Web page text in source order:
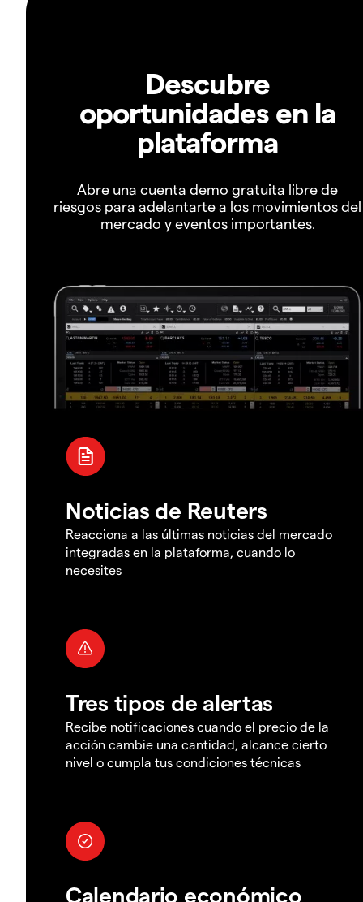
Descubre
oportunidades en la
plataforma
Abre una cuenta demo gratuita libre de
riesgos para adelantarte a los movimientos del
mercado y eventos importantes.
Noticias de Reuters
Reacciona a las últimas noticias del mercado
integradas en la plataforma, cuando lo
necesites
Tres tipos de alertas
Recibe notificaciones cuando el precio de la
acción cambie una cantidad, alcance cierto
nivel o cumpla tus condiciones técnicas
Calendario económico